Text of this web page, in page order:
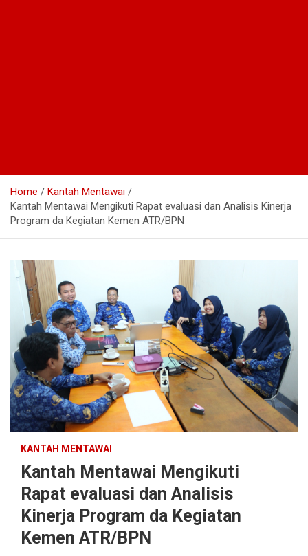
Home
Kantah Mentawai
Kantah Mentawai Mengikuti Rapat evaluasi dan Analisis Kinerja
Program da Kegiatan Kemen ATR/BPN
KANTAH MENTAWAI
Kantah Mentawai Mengikuti
Rapat evaluasi dan Analisis
Kinerja Program da Kegiatan
Kemen ATR/BPN